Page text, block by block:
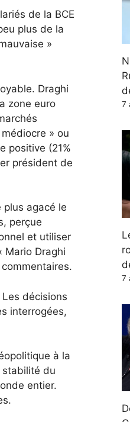
de la BCE
plus de la
»
Draghi
zone euro
» ou
positive (21%
président de
plus agacé le
perçue
et utiliser
Mario Draghi
décisions
interrogées,
à la
stabilité du
entier.
7
7